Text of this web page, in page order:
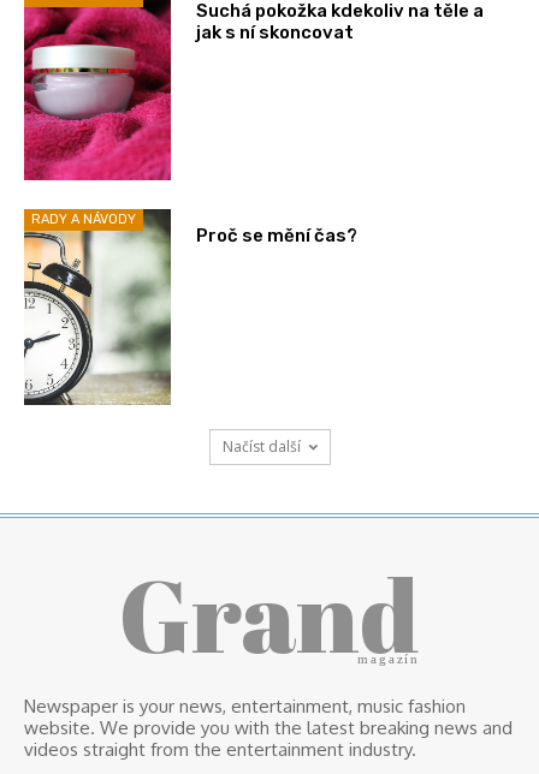
Suchá pokožka kdekoliv na těle a
jak s ní skoncovat
RADY A NÁVODY
Proč se mění čas?
Načíst další
Grand
magazín
Newspaper is your news, entertainment, music fashion
website. We provide you with the latest breaking news and
videos straight from the entertainment industry.